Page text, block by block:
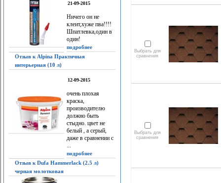
21-09-2015
Ничего он не
клеит,хуже пва!!!!
Шпатлевка,один в
один!
подробнее
Отзыв к Alpina Практичная
интерьерная (10 л)
12-09-2015
очень плохая
краска,
производителю
должно быть
стыдно. цвет не
белый , а серый,
даже в сравнении с
...
подробнее
Отзыв к Dufa Hammerlack (2.5 л)
черная молотковая
Выбрать для
сравнения
Выбрать для
сравнения